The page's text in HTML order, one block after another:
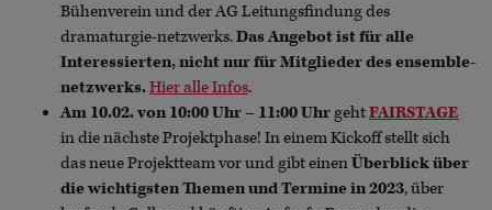
Bühenverein und der AG Leitungsfindung des
dramaturgie-netzwerks.Das Angebot ist für alle
Interessierten, nicht nur für Mitglieder des ensemble-
netzwerks.Hier alle Infos.
Am 10.02. von 10:00 Uhr – 11:00 UhrgehtFAIRSTAGE
in die nächste Projektphase! In einem Kickoff stellt sich
das neue Projektteam vor und gibt einenÜberblick über
die wichtigsten Themen und Termine in 2023, über